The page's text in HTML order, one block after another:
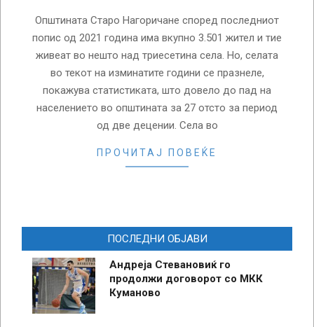
Општината Старо Нагоричане според последниот
попис од 2021 година има вкупно 3.501 жител и тие
живеат во нешто над триесетина села. Но, селата
во текот на изминатите години се празнеле,
покажува статистиката, што довело до пад на
населението во општината за 27 отсто за период
од две децении. Села во
ПРОЧИТАЈ ПОВЕЌЕ
ПОСЛЕДНИ ОБЈАВИ
Андреја Стевановиќ го
продолжи договорот со МКК
Куманово